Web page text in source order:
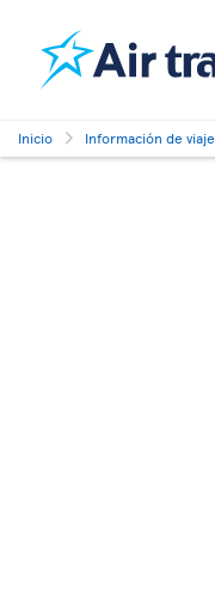
Inicio Información de viaje